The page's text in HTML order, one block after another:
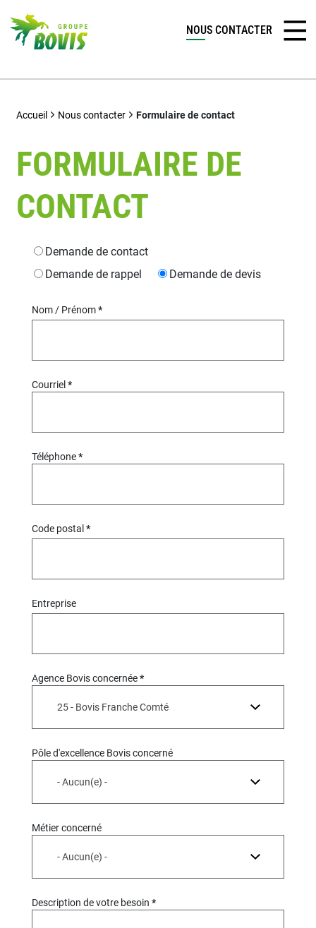
NOUS CONTACTER
Accueil Nous contacter Formulaire de contact
FORMULAIRE DE
CONTACT
Type de demande
Demande de contact
Demande de rappel
Demande de devis
Nom / Prénom
Courriel
Téléphone
Code postal
Entreprise
Agence Bovis concernée
25 - Bovis Franche Comté
Pôle d'excellence Bovis concerné
- Aucun(e) -
Métier concerné
- Aucun(e) -
Description de votre besoin